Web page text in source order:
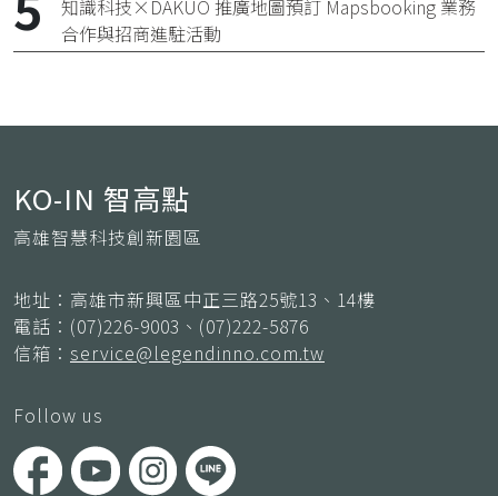
知識科技×DAKUO 推廣地圖預訂 Mapsbooking 業務
合作與招商進駐活動
KO-IN 智高點
高雄智慧科技創新園區
地址：高雄市新興區中正三路25號13、14樓
電話：(07)226-9003、(07)222-5876
信箱： service@legendinno.com.tw
Follow us